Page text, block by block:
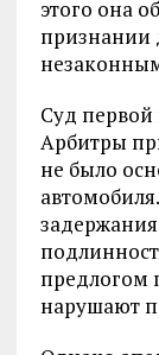
этого она
признании
Суд первой
Арбитры
не было
предлогом
нарушают